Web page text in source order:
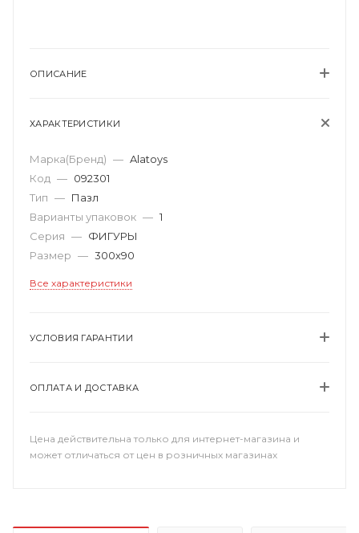
ОПИСАНИЕ
ХАРАКТЕРИСТИКИ
Марка(Бренд) — Alatoys
Код — 092301
Тип — Пазл
Варианты упаковок — 1
Серия — ФИГУРЫ
Размер — 300х90
Все характеристики
УСЛОВИЯ ГАРАНТИИ
ОПЛАТА И ДОСТАВКА
Цена действительна только для интернет-магазина и
может отличаться от цен в розничных магазинах